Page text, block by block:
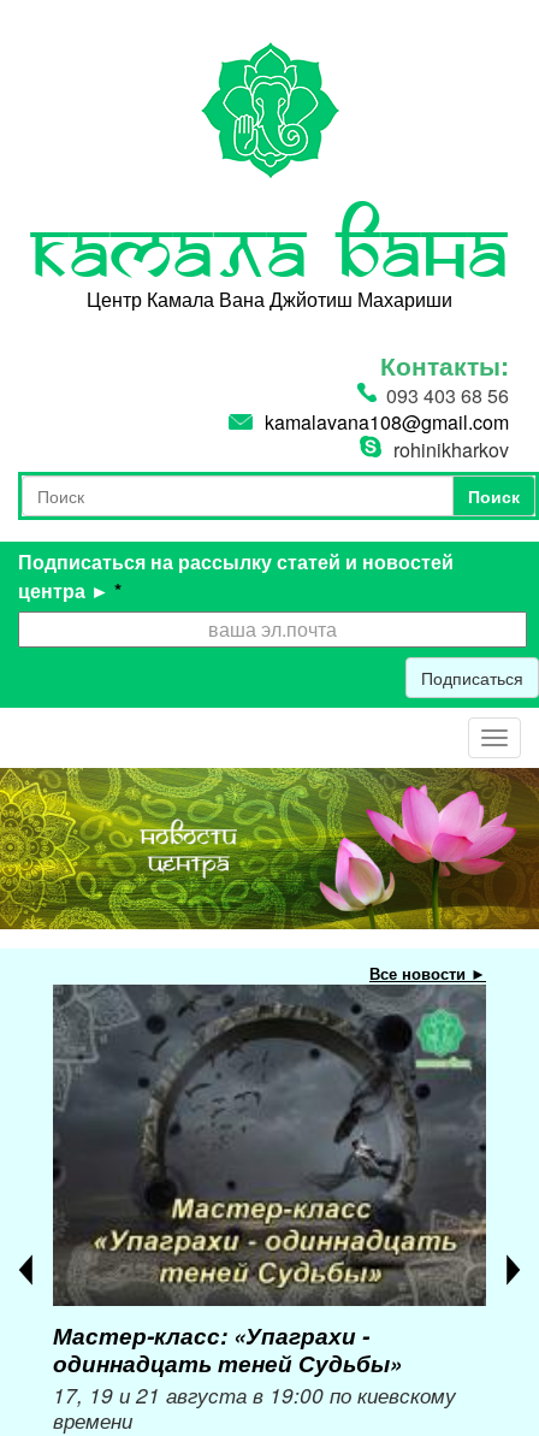
Камала Вана
Центр Камала Вана Джйотиш Махариши
Контакты:
093 403 68 56
kamalavana108@gmail.com
rohinikharkov
Форма поиска
Поиск
Поиск
Подписаться на рассылку статей и новостей
центра ► *
Подписаться
Все новости ►
Мастер-класс: «Упаграхи -
одиннадцать теней Судьбы»
17, 19 и 21 августа в 19:00 по киевскому
времени